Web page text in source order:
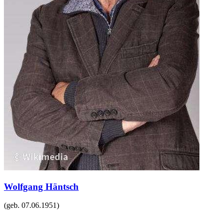
Wolfgang Häntsch
(geb. 07.06.1951)